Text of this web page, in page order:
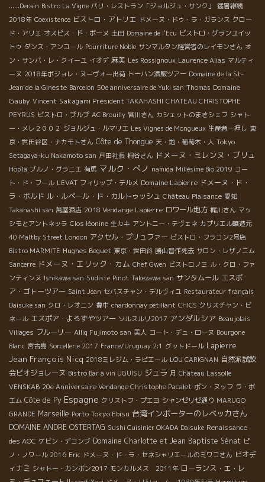
......Derain Bistro La Vigne パリ・レストラン「ジョルジュ・サンク」
猛暑継続
2018年 Coexistence ビストロ・アトリエ ドメーヌ・ドゥ・ラ・ガランス クロー
ド・アリエ オスピス・ド・ボーヌ 土田 Domaine de l'Ecu ビストロ・グランユイッ
トゥ ダンス・アンコール Pourriture Noble サンマルタン経営者のレイモンさん オ
ン・サンバ・レ・クイーユ イオデ 麻美 Les Rossignoux Laurence Alias マルティ
ーヌ 2018年ボジョレ・ヌーヴォー出荷 トーハン酒販ツアー Domaine de la St-
Jean de la Gineste Barcelon 50e anniversaire de Yuki san Thomas Domaine
Gauby Vincent Sakagami Président TAKAHASHI CHATEAU CHRISTOPHE
PEYRUS ビストロ・プルプ AC Brouilly 宮川さん カシェットのまさシェフ シャト
ー・メレ２００２ ジョルジュ・ルマリエ Les Vignes de Mongueux 生産者一押し 東
京・世田谷区・ナカモトさん Côte de Thongue 天・地・葡萄木・人 Tokyo
Setagaya-ku Nakamoto san 戸田社長 桐谷さん ドメーヌ・ミレンヌ・ブリュ
Hop'là ブルノ・グラニエ 有馬 マルク・ぺノ namida Millésime Bio 2019 コー
ト・ド・フール LEVAT フィリップ・デルメ Domaine Lapierre ドメーヌ・ド・
ラ・ボルド ル・ルペール・ド・カルトゥッシュ Château Plaisance 愛知
Takahashi san 萬屋酒店 2018 Vendange Lapierre ロワール地方 梶川さん マッ
シモとアントネッラ Clos léonine 生カキ アントニー・テヴェネ カプリエル醸造元
40 Maltby Street London アクセル・プリュファー ビストロ・フラコン2号店
Bistro MARMITE Hughes Beguet 東京・世田谷 勝山晋作死去 サロン・レザノニム
Sancerre ドメーヌ・エリック・カム Chef Gwen ビストロノミ ル・クロ・ファ
ンティンヌ Ishikawa san Sudiste Pinot Takezawa san サンタムール エスポ
ア・ゴトーツアー Saint Jean セバスチャン・デルヴィユ Restaurateur français
Daisuke san クロ・レオニン 豊中 chardonnay pétillant CHICS クリスチャン・ビ
ネール エスポア・よろずやツアー ソルスルリ2017 アンダルシア Beaujolais
Villages フルーリー Alliq Fujimoto san 美人 コート・デュ・ローヌ Bourgone
Blanc 宮古島 Sorcellerie 2017 France/Uruguay 2:1 グットドール Lapierre
Jean François Nicq 2018ミレジム・ラピエール LOU CARIGNAN 自然派試飲
会ビオジョレーヌ Bistro Bar à vin UGUISU ジュラ 月 Château Lassolle
VENSKAB 20e Anniversaire Vendange Christophe Pacalet ポン・ヌッフ ラ・ボ
エム Côte de Py Espagne クリストフ・プエヨ シャンゼリゼ通り MARUGO
GRANDE Marseille Porto Tokyo Ebisu 台湾インポーターのレベッカさん
DOMAINE ANDRE OSTERTAG Sushi Cuisinier OKADA Daisuke Renaissance
des AOC ケビン・デコンブ Domaine Charlotte et Jean Baptiste Sénat ピ
ノ・ノワール 2016 Eric ドメーヌ・ド・ラ・セネシャリエールのミワコさん ビオデ
ィナミ シャトー・カンボン2017 モンカルメス 2011年 ローランス・エ・レ